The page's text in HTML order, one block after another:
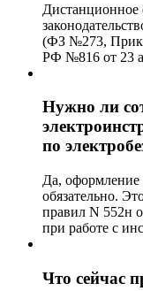
Дистанционное
(ФЗ №273,
РФ №816 от 23
Нужно ли
по
Да, оформление
обязательно.
правил N 552н
при работе с
Что сейчас